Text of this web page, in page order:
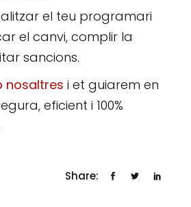
el teu programari
el canvi, complir la
sancions.
nosaltres i et guiarem en
eficient i 100%
Share: